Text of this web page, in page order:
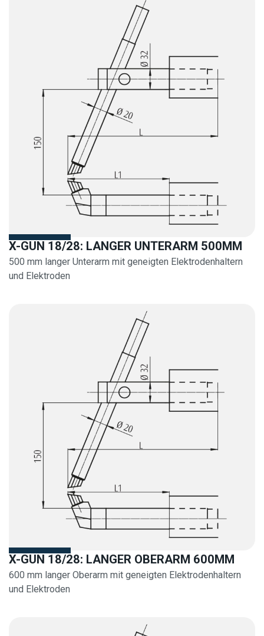
X-GUN 18/28: LANGER UNTERARM 500MM
500 mm langer Unterarm mit geneigten Elektrodenhaltern
und Elektroden
X-GUN 18/28: LANGER OBERARM 600MM
600 mm langer Oberarm mit geneigten Elektrodenhaltern
und Elektroden